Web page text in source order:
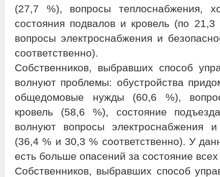
(27,7 %), вопросы теплоснабжения,
состояния подвалов и кровель (по
вопросы электроснабжения и
соответственно).
Собственников, выбравших способ
волнуют проблемы: обустройства
общедомовые нужды (60,6 %),
кровель (58,6 %), состояние
волнуют вопросы электроснабжения
(36,4 % и 30,3 % соответственно). У
есть больше опасений за состояние
Собственников, выбравших способ